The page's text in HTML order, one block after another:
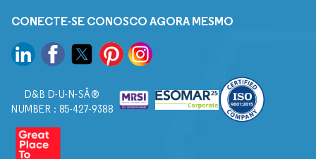
CONECTE-SE CONOSCO AGORA MESMO
D&B D-U-N-SÂ®
NUMBER : 85-427-9388